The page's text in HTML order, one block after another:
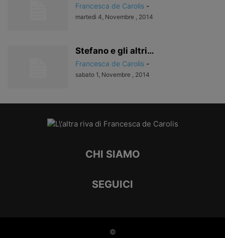
Francesca de Carolis -
martedì 4, Novembre , 2014
Stefano e gli altri…
Francesca de Carolis -
sabato 1, Novembre , 2014
CHI SIAMO
SEGUICI
©